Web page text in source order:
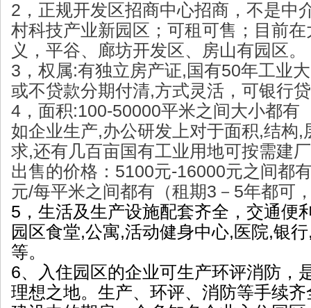
2，正规开发区招商中心招商，不是中
村科技产业新园区；可租可售；目前
义，平谷、廊坊开发区、房山有园区。
3，权属:有独立房产证,国有50年工业
或不贷款分期付清,方式灵活，可银行
4，面积:100-50000平米之间大小都有
如企业生产,办公研发上对于面积,结构,
求,还有几百亩国有工业用地可按需建
出售的价格：5100元-16000元之间都
元/每平米之间都有（租期3－5年都可
5，生活及生产设施配套齐全，交通便
园区食堂,公寓,活动健身中心,医院,银
等。
6、入住园区的企业可生产环评消防，
理想之地。生产、环评、消防等手续